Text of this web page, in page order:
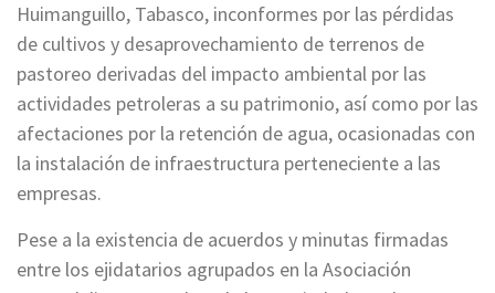
Huimanguillo, Tabasco, inconformes por las pérdidas
de cultivos y desaprovechamiento de terrenos de
pastoreo derivadas del impacto ambiental por las
actividades petroleras a su patrimonio, así como por las
afectaciones por la retención de agua, ocasionadas con
la instalación de infraestructura perteneciente a las
empresas.
Pese a la existencia de acuerdos y minutas firmadas
entre los ejidatarios agrupados en la Asociación